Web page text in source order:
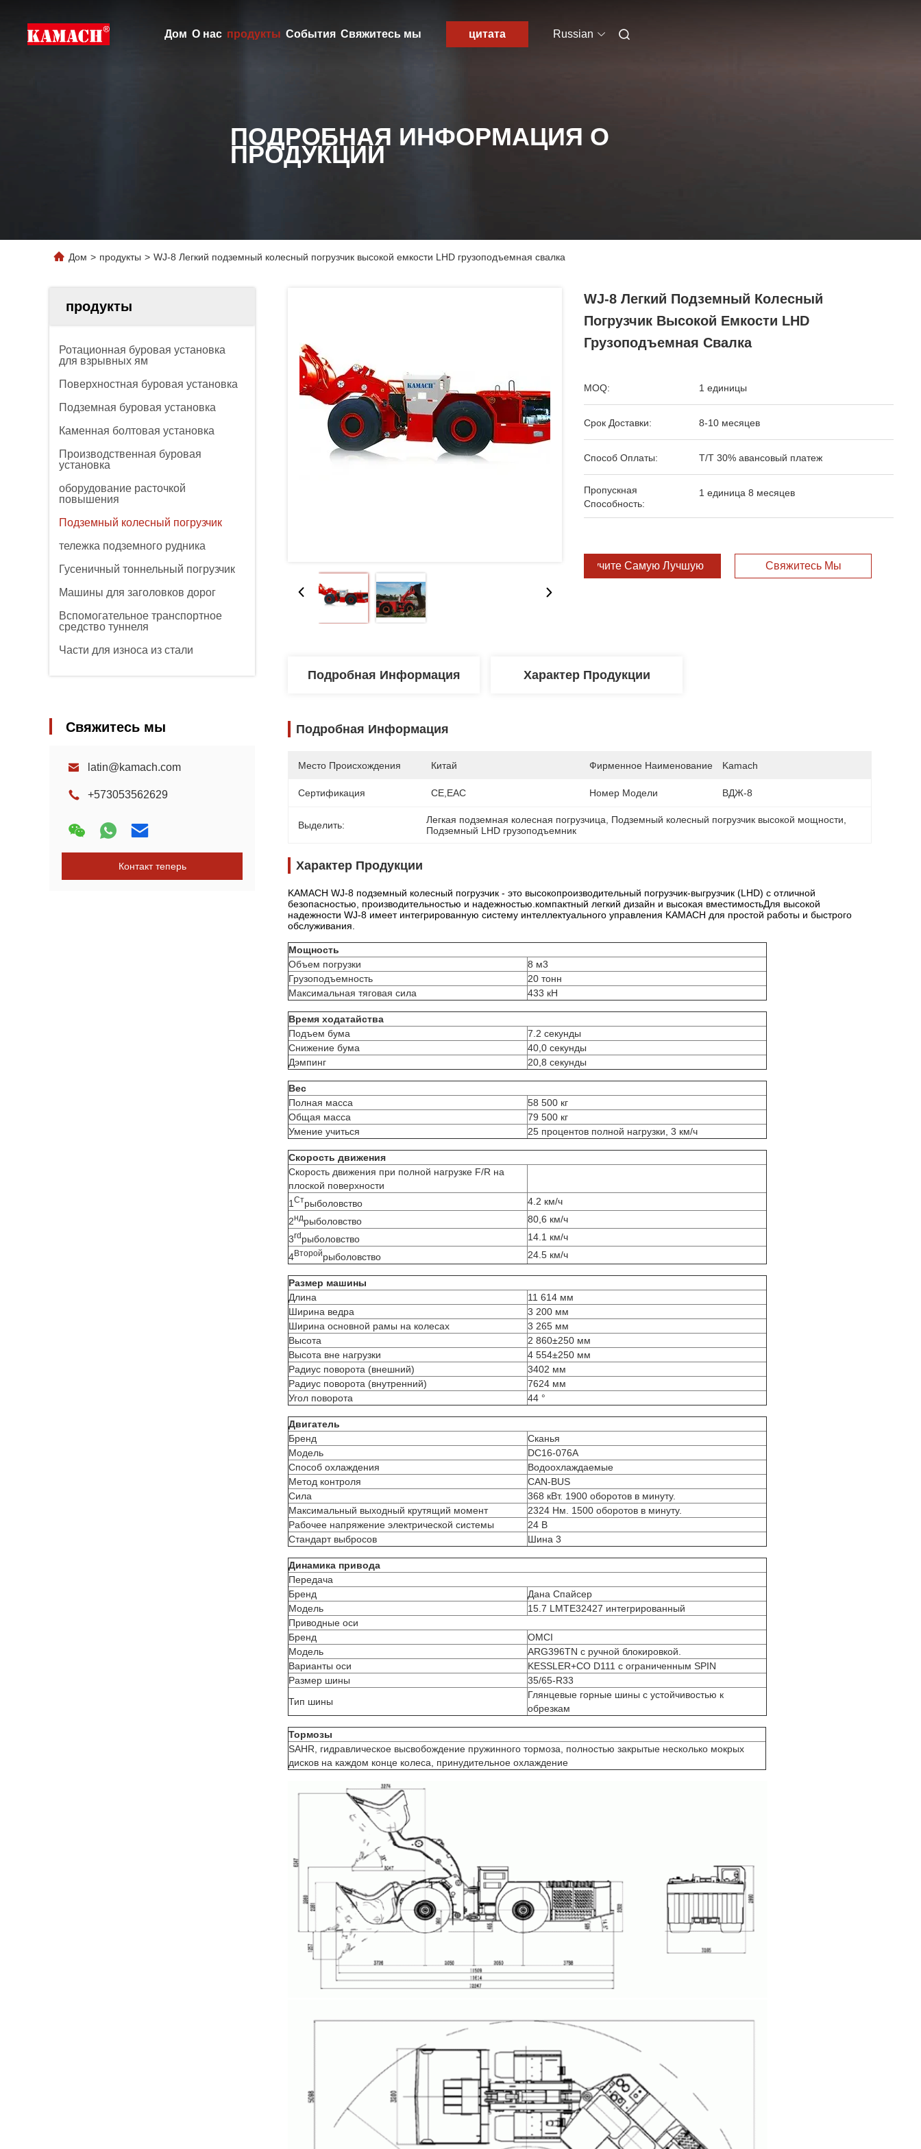
Дом О нас продукты События Свяжитесь мы цитата Russian
ПОДРОБНАЯ ИНФОРМАЦИЯ О
ПРОДУКЦИИ
Дом > продукты > WJ-8 Легкий подземный колесный погрузчик высокой емкости LHD грузоподъемная свалка
продукты
Ротационная буровая установка
для взрывных ям
Поверхностная буровая установка
Подземная буровая установка
Каменная болтовая установка
Производственная буровая
установка
оборудование расточкой
повышения
Подземный колесный погрузчик
тележка подземного рудника
Гусеничный тоннельный погрузчик
Машины для заголовков дорог
Вспомогательное транспортное
средство туннеля
Части для износа из стали
Свяжитесь мы
latin@kamach.com
+573053562629
Контакт теперь
WJ-8 Легкий Подземный Колесный
Погрузчик Высокой Емкости LHD
Грузоподъемная Свалка
MOQ: 1 единицы
Срок Доставки: 8-10 месяцев
Способ Оплаты: T/T 30% авансовый платеж
Пропускная
Способность:
1 единица 8 месяцев
Получите Самую Лучшую Цену Свяжитесь Мы
Подробная Информация Характер Продукции
Подробная Информация
Место Происхождения Китай Фирменное Наименование Kamach
Сертификация CE,EAC Номер Модели ВДЖ-8
Выделить: Легкая подземная колесная погрузчица Подземный колесный погрузчик высокой мощности
Подземный LHD грузоподъемник
Характер Продукции
KAMACH WJ-8 подземный колесный погрузчик - это высокопроизводительный погрузчик-выгрузчик (LHD) с отличной
безопасностью, производительностью и надежностью.компактный легкий дизайн и высокая вместимостьДля высокой
надежности WJ-8 имеет интегрированную систему интеллектуального управления KAMACH для простой работы и быстрого
обслуживания.
Мощность
Объем погрузки
8 м3
Грузоподъемность
20 тонн
Максимальная тяговая сила
433 кН
Время ходатайства
Подъем бума
7.2 секунды
Снижение бума
40,0 секунды
Дэмпинг
20,8 секунды
Вес
Полная масса
58 500 кг
Общая масса
79 500 кг
Умение учиться
25 процентов полной нагрузки, 3 км/ч
Скорость движения
Скорость движения при полной нагрузке F/R на
плоской поверхности
1 Стрыболовство
4.2 км/ч
2ндрыболовство
80,6 км/ч
3rdрыболовство
14.1 км/ч
4Второйрыболовство 24.5 км/ч
Размер машины
Длина
11 614 мм
Ширина ведра
3 200 мм
Ширина основной рамы на колесах
3 265 мм
Высота
2 860±250 мм
Высота вне нагрузки
4 554±250 мм
Радиус поворота (внешний)
3402 мм
Радиус поворота (внутренний)
7624 мм
Угол поворота
44 °
Двигатель
Бренд
Сканья
Модель
DC16-076A
Способ охлаждения
Водоохлаждаемые
Метод контроля
CAN-BUS
Сила
368 кВт. 1900 оборотов в минуту.
Максимальный выходный крутящий момент
2324 Нм. 1500 оборотов в минуту.
Рабочее напряжение электрической системы
24 В
Стандарт выбросов
Шина 3
Динамика привода
Передача
Бренд
Дана Спайсер
Модель
15.7 LMTE32427 интегрированный
Приводные оси
Бренд
OMCI
Модель
ARG396TN с ручной блокировкой.
Варианты оси
KESSLER+CO D111 с ограниченным SPIN
Размер шины
35/65-R33
Тип шины
Глянцевые горные шины с устойчивостью к
обрезкам
Тормозы
SAHR, гидравлическое высвобождение пружинного тормоза, полностью закрытые несколько мокрых
дисков на каждом конце колеса, принудительное охлаждение